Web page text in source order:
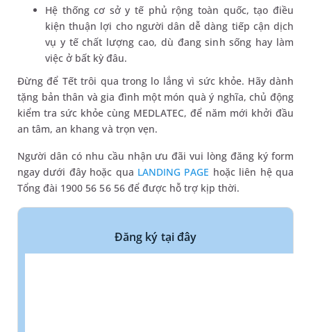
Hệ thống cơ sở y tế phủ rộng toàn quốc, tạo điều
kiện thuận lợi cho người dân dễ dàng tiếp cận dịch
vụ y tế chất lượng cao, dù đang sinh sống hay làm
việc ở bất kỳ đâu.
Đừng để Tết trôi qua trong lo lắng vì sức khỏe. Hãy dành
tặng bản thân và gia đình một món quà ý nghĩa, chủ động
kiểm tra sức khỏe cùng MEDLATEC, để năm mới khởi đầu
an tâm, an khang và trọn vẹn.
Người dân có nhu cầu nhận ưu đãi vui lòng đăng ký form
ngay dưới đây hoặc qua LANDING PAGE hoặc liên hệ qua
Tổng đài 1900 56 56 56 để được hỗ trợ kịp thời.
Đăng ký tại đây